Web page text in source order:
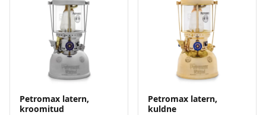
Petromax latern,
kroomitud
Petromax latern,
kuldne